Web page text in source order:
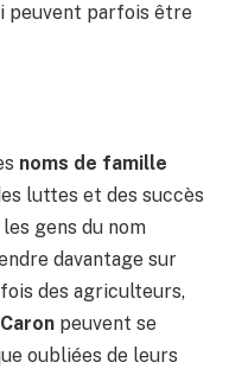
peuvent parfois être
noms de famille
luttes et des succès
gens du nom
davantage sur
des agriculteurs,
Caron peuvent se
oubliées de leurs